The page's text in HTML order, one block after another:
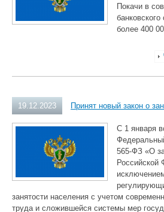
Покачи в
более 400
19.12.2023 Принят новый закон о
С 1 января
565-ФЗ «О
Российской
занятости населения с учетом
труда и сложившейся системы мер